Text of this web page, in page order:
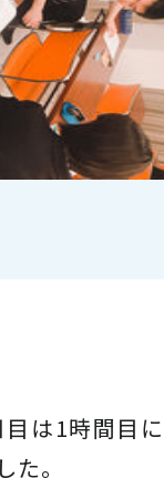
は1時間目
。